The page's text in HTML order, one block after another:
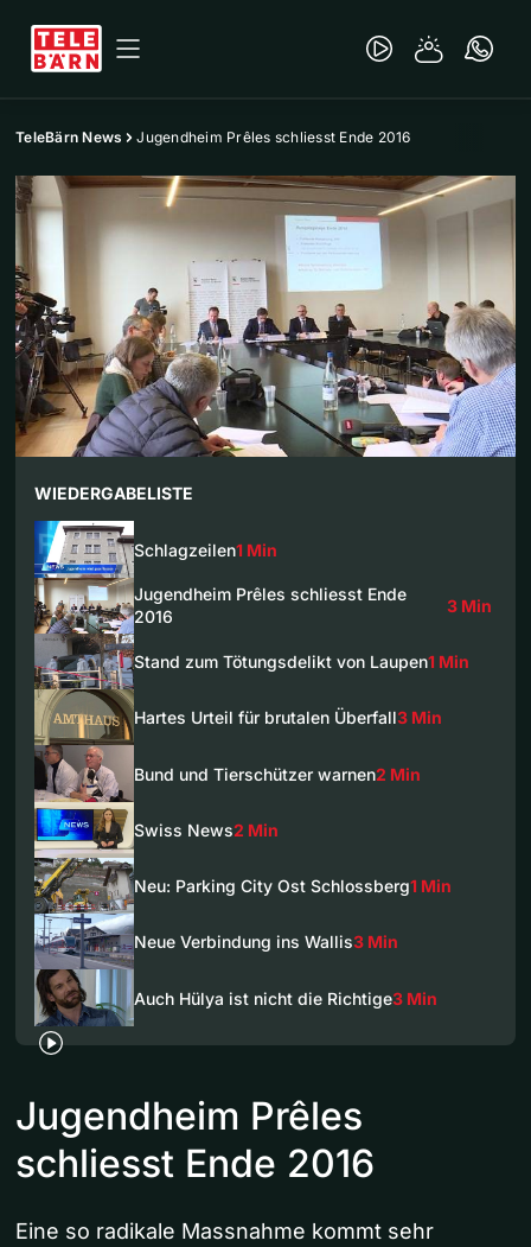
TeleBärn News Jugendheim Prêles schliesst Ende 2016
WIEDERGABELISTE
Schlagzeilen1 Min
Jugendheim Prêles schliesst Ende
2016
3 Min
Stand zum Tötungsdelikt von Laupen1 Min
Hartes Urteil für brutalen Überfall3 Min
Bund und Tierschützer warnen2 Min
Swiss News2 Min
Neu: Parking City Ost Schlossberg1 Min
Neue Verbindung ins Wallis3 Min
Auch Hülya ist nicht die Richtige3 Min
Jugendheim Prêles
schliesst Ende 2016
Eine so radikale Massnahme kommt sehr